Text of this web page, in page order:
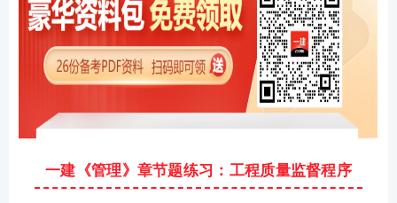
一建《管理》章节题练习：工程质量监督程序